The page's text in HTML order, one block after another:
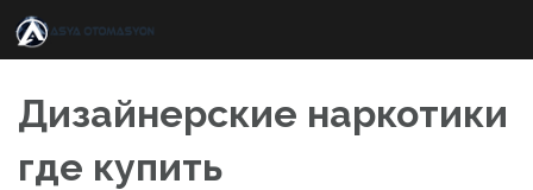
content
Дизайнерские наркотики
где купить